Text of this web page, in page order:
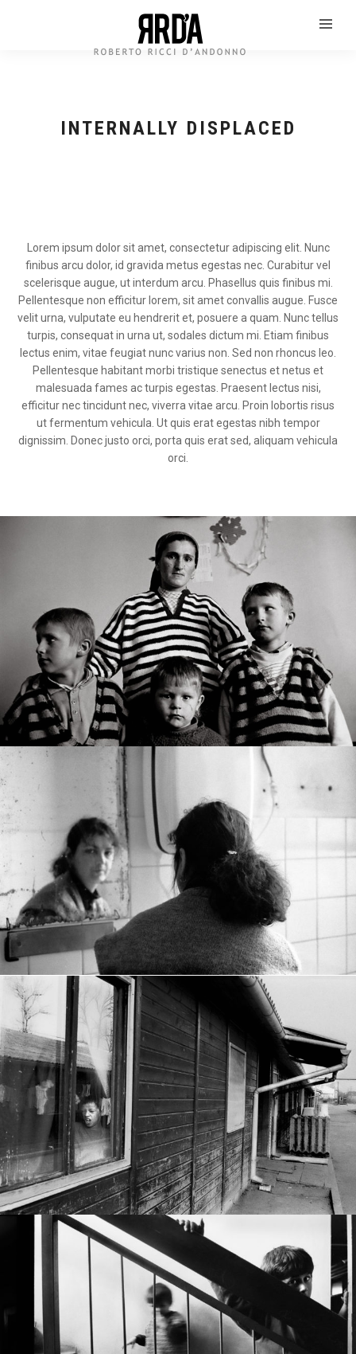
INTERNALLY DISPLACED
Lorem ipsum dolor sit amet, consectetur adipiscing elit. Nunc
finibus arcu dolor, id gravida metus egestas nec. Curabitur vel
scelerisque augue, ut interdum arcu. Phasellus quis finibus mi.
Pellentesque non efficitur lorem, sit amet convallis augue. Fusce
velit urna, vulputate eu hendrerit et, posuere a quam. Nunc tellus
turpis, consequat in urna ut, sodales dictum mi. Etiam finibus
lectus enim, vitae feugiat nunc varius non. Sed non rhoncus leo.
Pellentesque habitant morbi tristique senectus et netus et
malesuada fames ac turpis egestas. Praesent lectus nisi,
efficitur nec tincidunt nec, viverra vitae arcu. Proin lobortis risus
ut fermentum vehicula. Ut quis erat egestas nibh tempor
dignissim. Donec justo orci, porta quis erat sed, aliquam vehicula
orci.